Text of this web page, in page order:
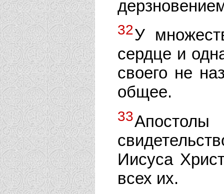
32У
сердце и
своего не
общее.
33
Иисуса
всех их.